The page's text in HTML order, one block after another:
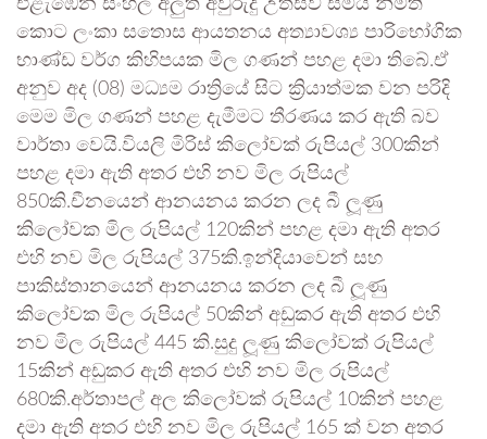
එළැඹෙන සිංහල අලුත් අවුරුදු උත්සව සමය නිමිති
කොට ලංකා සතොස ආයතනය අත්‍යාවශ්‍ය පාරිභෝගික
භාණ්ඩ වර්ග කිහිපයක මිල ගණන් පහළ දමා තිබේ.ඒ
අනුව අද (08) මධ්‍යම රාත්‍රියේ සිට ක්‍රියාත්මක වන පරිදි
මෙම මිල ගණන් පහළ දැමීමට තීරණය කර ඇති බව
වාර්තා වෙයි.වියලි මිරිස් කිලෝවක් රුපියල් 300කින්
පහළ දමා ඇති අතර එහි නව මිල රුපියල්
850කි.චීනයෙන් ආනයනය කරන ලද බී ලූණු
කිලෝවක මිල රුපියල් 120කින් පහළ දමා ඇති අතර
එහි නව මිල රුපියල් 375කි.ඉන්දියාවෙන් සහ
පාකිස්තානයෙන් ආනයනය කරන ලද බී ලූණු
කිලෝවක මිල රුපියල් 50කින් අඩුකර ඇති අතර එහි
නව මිල රුපියල් 445 කි.සුදු ලූණු කිලෝවක් රුපියල්
15කින් අඩුකර ඇති අතර එහි නව මිල රුපියල්
680කි.අර්තාපල් අල කිලෝවක් රුපියල් 10කින් පහළ
දමා ඇති අතර එහි නව මිල රුපියල් 165 ක් වන අතර